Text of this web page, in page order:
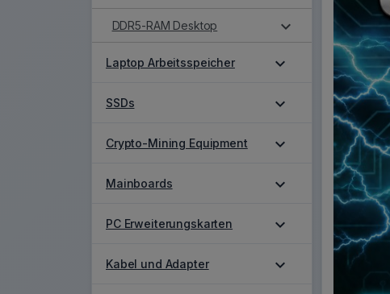
DDR5-RAM Desktop expand_more
Laptop Arbeitsspeicher expand_more
SSDs expand_more
Crypto-Mining Equipment expand_more
Mainboards expand_more
PC Erweiterungskarten expand_more
Kabel und Adapter expand_more